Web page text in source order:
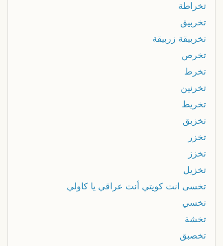
تخراطة
تخربيق
تخربيقة زربيقة
تخرص
تخرط
تخرنين
تخريط
تخزبق
تخزر
تخزز
تخزيل
تخسى انت كويتي أنت عراقي يا كاولي
تخسي
تخشة
تخصبق